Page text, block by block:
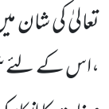
تعالیٰ کی شان
،اس کے لئے